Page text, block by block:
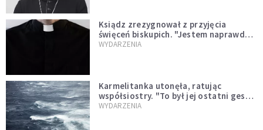
Ksiądz zrezygnował z przyjęcia
święceń biskupich. "Jestem naprawdę
niegodny"
WYDARZENIA
Karmelitanka utonęła, ratując
współsiostry. "To był jej ostatni gest
miłości"
WYDARZENIA